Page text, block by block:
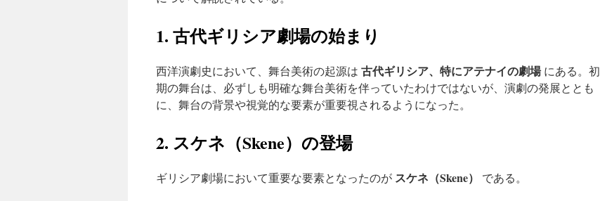
プ
1. 古代ギリシア劇場の始まり
西洋演劇史において、舞台美術の起源は 古代ギリシア、特にアテナイの劇場にある。初
期の舞台は、必ずしも明確な舞台美術を伴っていたわけではないが、演劇の発展ととも
に、舞台の背景や視覚的な要素が重要視されるようになった。
2. スケネ（Skene）の登場
ギリシア劇場において重要な要素となったのが スケネ（Skene） である。